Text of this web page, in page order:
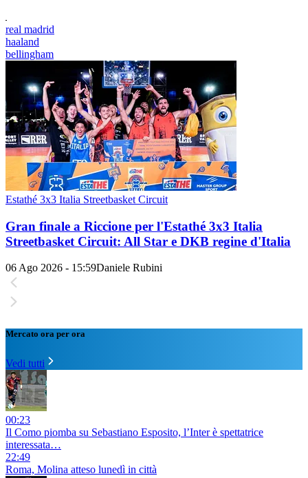
real madrid
haaland
bellingham
Estathé 3x3 Italia Streetbasket Circuit
Gran finale a Riccione per l'Estathé 3x3 Italia
Streetbasket Circuit: All Star e DKB regine d'Italia
06 Ago 2026 - 15:59Daniele Rubini
Mercato ora per ora
Vedi tutti
00:23
Il Como piomba su Sebastiano Esposito, l’Inter è spettatrice
interessata…
22:49
Roma, Molina atteso lunedì in città